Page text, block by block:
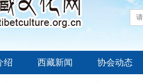
绍 西藏新闻 协会动态